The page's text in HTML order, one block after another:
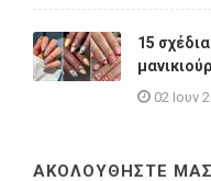
15
02 Ιουν
ΑΚΟΛΟΥΘΗΣΤΕ ΜΑΣ